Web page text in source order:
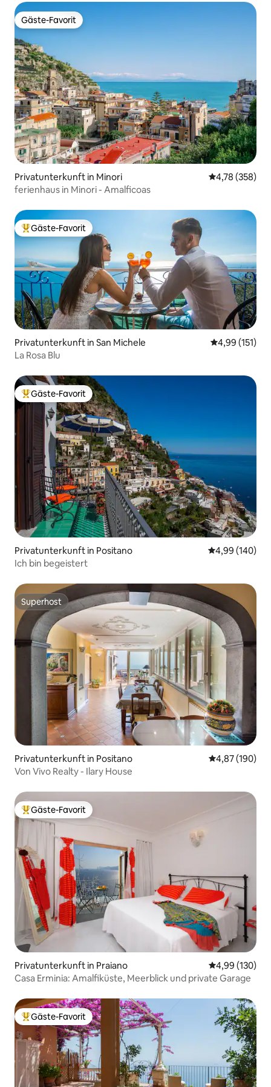
Gäste-Favorit
Gäste-Favorit
Privatunterkunft in Minori
4,78 (358)
ferienhaus in Minori - Amalficoas
Beliebter Gäste-Favorit.
Gäste-Favorit
Privatunterkunft in San Michele
4,99 (151)
La Rosa Blu
Beliebter Gäste-Favorit.
Gäste-Favorit
Privatunterkunft in Positano
4,99 (140)
Ich bin begeistert
Superhost
Superhost
Privatunterkunft in Positano
4,87 (190)
Von Vivo Realty - Ilary House
Beliebter Gäste-Favorit.
Gäste-Favorit
Privatunterkunft in Praiano
4,99 (130)
Casa Erminia: Amalfiküste, Meerblick und private Garage
Beliebter Gäste-Favorit.
Gäste-Favorit